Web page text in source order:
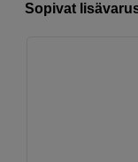
Sopivat